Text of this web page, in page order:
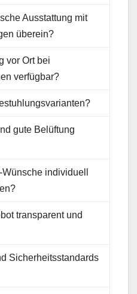
Ausstattung mit
überein?
vor Ort bei
verfügbar?
gute Belüftung
individuell
transparent und
Sicherheitsstandards